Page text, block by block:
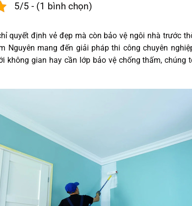
5/5 - (1 bình chọn)
quyết định vẻ đẹp mà còn bảo vệ ngôi nhà trước
Nguyên mang đến giải pháp thi công chuyên
không gian hay cần lớp bảo vệ chống thấm,